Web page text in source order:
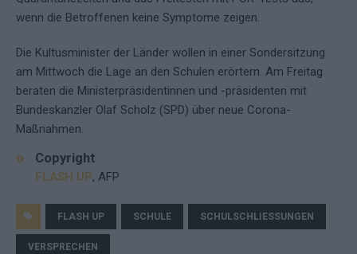
wenn die Betroffenen keine Symptome zeigen.
Die Kultusminister der Länder wollen in einer Sondersitzung
am Mittwoch die Lage an den Schulen erörtern. Am Freitag
beraten die Ministerpräsidentinnen und -präsidenten mit
Bundeskanzler Olaf Scholz (SPD) über neue Corona-
Maßnahmen.
Copyright
FLASH UP, AFP
FLASH UP SCHULE SCHULSCHLIESSUNGEN
VERSPRECHEN